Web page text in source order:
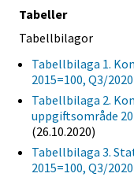
Tabeller
Tabellbilagor
Tabellbilaga 1.
2015=100, Q3/
Tabellbilaga 2.
uppgiftsområde
(26.10.2020)
Tabellbilaga 3.
2015=100, Q3/